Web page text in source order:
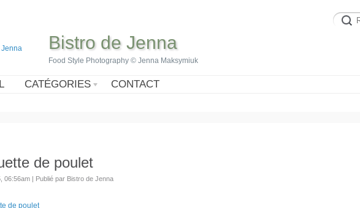
Bistro de Jenna
Food Style Photography © Jenna Maksymiuk
CATÉGORIES CONTACT
de poulet
06:56am | Publié par Bistro de Jenna